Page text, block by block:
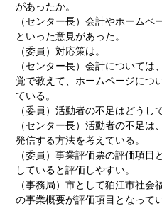
があったか。
（センター長）会計やホーム
といった意見があった。
（委員）対応策は。
（センター長）会計について
覚で教えて、ホームページにつ
ている。
（委員）活動者の不足はどうし
（センター長）活動者の不足
発信する方法を考えている。
（委員）事業評価票の評価項
していると評価しやすい。
（事務局）市として狛江市社
の事業概要が評価項目となってい